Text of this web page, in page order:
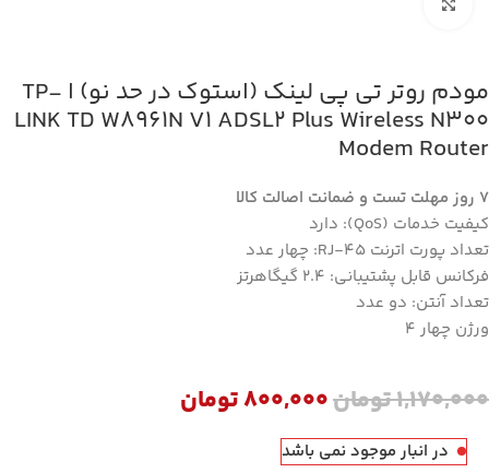
مودم روتر تی پی لینک (استوک در حد نو) ا TP-
LINK TD W8961N V1 ADSL2 Plus Wireless N300
Modem Router
7 روز مهلت تست و ضمانت اصالت کالا
کیفیت خدمات (QoS): دارد
تعداد پورت اترنت RJ-45: چهار عدد
فرکانس قابل پشتیبانی: 2.4 گیگاهرتز
تعداد آنتن: دو عدد
ورژن چهار 4
1,170,000تومان800,000تومان
در انبار موجود نمی باشد